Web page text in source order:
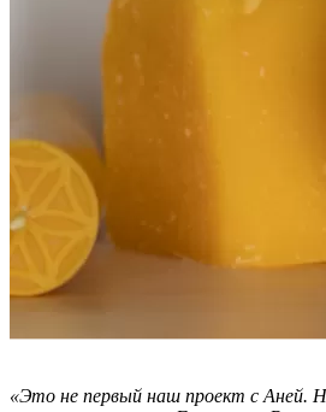
«Это не первый наш проект с Аней.